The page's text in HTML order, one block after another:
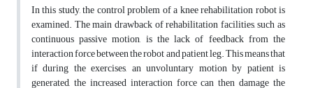
In this study, the control problem of a knee rehabilitation robot is
examined. The main drawback of rehabilitation facilities, such as
continuous passive motion, is the lack of feedback from the
interaction force between the robot and patient leg. This means that
if during the exercises, an unvoluntary motion by patient is
generated, the increased interaction force can then damage the